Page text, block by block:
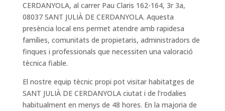
CERDANYOLA, al carrer Pau Claris 162-164, 3r 3a,
08037 SANT JULIÀ DE CERDANYOLA. Aquesta
presència local ens permet atendre amb rapidesa
famílies, comunitats de propietaris, administradors de
finques i professionals que necessiten una valoració
tècnica fiable.
El nostre equip tècnic propi pot visitar habitatges de
SANT JULIÀ DE CERDANYOLA ciutat i de l’rodalies
habitualment en menys de 48 hores. En la majoria de